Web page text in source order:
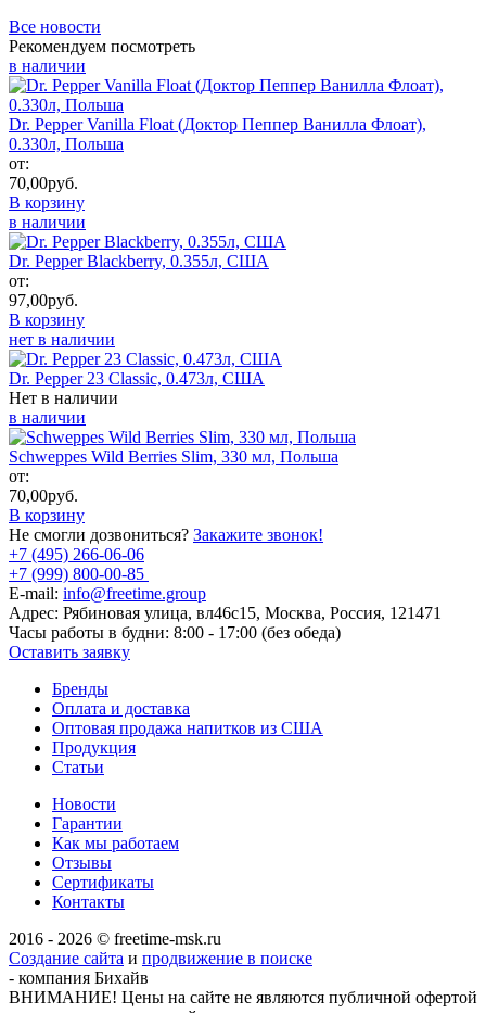
Все новости
Рекомендуем посмотреть
в наличии
Dr. Pepper Vanilla Float (Доктор Пеппер Ванилла Флоат),
0.330л, Польша
от:
70,00руб.
В корзину
в наличии
Dr. Pepper Blackberry, 0.355л, США
от:
97,00руб.
В корзину
нет в наличии
Dr. Pepper 23 Classic, 0.473л, США
Нет в наличии
в наличии
Schweppes Wild Berries Slim, 330 мл, Польша
от:
70,00руб.
В корзину
Не смогли дозвониться? Закажите звонок!
+7 (495) 266-06-06
+7 (999) 800-00-85
E-mail: info@freetime.group
Адрес: Рябиновая улица, вл46с15, Москва, Россия, 121471
Часы работы в будни: 8:00 - 17:00 (без обеда)
Оставить заявку
Бренды
Оплата и доставка
Оптовая продажа напитков из США
Продукция
Статьи
Новости
Гарантии
Как мы работаем
Отзывы
Сертификаты
Контакты
2016 - 2026 © freetime-msk.ru
Создание сайта и продвижение в поиске
- компания Бихайв
ВНИМАНИЕ! Цены на сайте не являются публичной офертой